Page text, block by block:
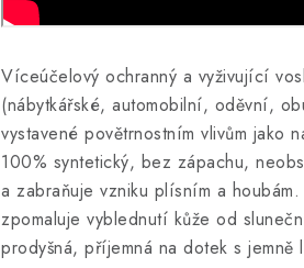
Víceúčelový ochranný a vyživující
(nábytkářské, automobilní, oděvní,
vystavené povětrnostním vlivům jako
100% syntetický, bez zápachu,
a zabraňuje vzniku plísním a
zpomaluje vyblednutí kůže od
prodyšná, příjemná na dotek s jemně